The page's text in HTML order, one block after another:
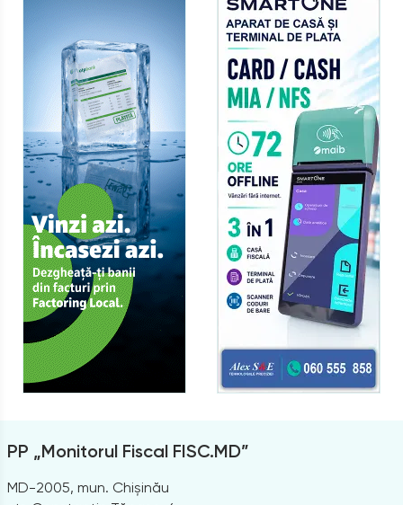
PP „Monitorul Fiscal FISC.MD”
MD-2005, mun. Chișinău